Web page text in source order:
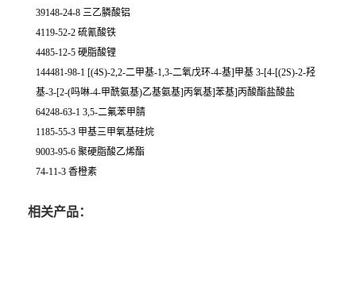
39148-24-8 三乙膦酸铝
4119-52-2 硫氰酸铁
4485-12-5 硬脂酸锂
144481-98-1 [(4S)-2,2-二甲基-1,3-二氧戊环-4-基]甲基 3-[4-[(2S)-2-羟
基-3-[2-(吗啉-4-甲酰氨基)乙基氨基]丙氧基]苯基]丙酸酯盐酸盐
64248-63-1 3,5-二氟苯甲腈
1185-55-3 甲基三甲氧基硅烷
9003-95-6 聚硬脂酸乙烯酯
74-11-3 香橙素
相关产品：